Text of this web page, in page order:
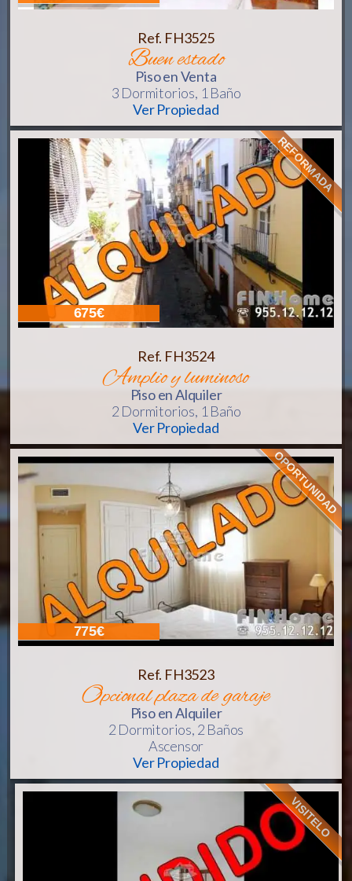
Ref. FH3525
buen estado
Pisoen Venta
3 Dormitorios, 1 Baño
Ver Propiedad
675€
REFORMADA
Ref. FH3524
amplio y luminoso
Pisoen Alquiler
2 Dormitorios, 1 Baño
Ver Propiedad
775€
OPORTUNIDAD
Ref. FH3523
opcional plaza de garaje
Pisoen Alquiler
2 Dormitorios, 2 Baños
Ascensor
Ver Propiedad
VISITELO